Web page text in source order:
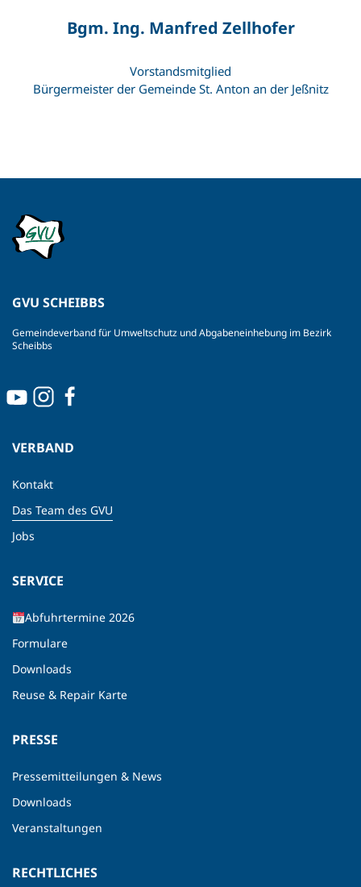
Bgm. Ing. Manfred Zellhofer
Vorstandsmitglied
Bürgermeister der Gemeinde St. Anton an der Jeßnitz
GVU SCHEIBBS
Gemeindeverband für Umweltschutz und Abgabeneinhebung im Bezirk
Scheibbs
VERBAND
Kontakt
Das Team des GVU
Jobs
SERVICE
Abfuhrtermine 2026
Formulare
Downloads
Reuse & Repair Karte
PRESSE
Pressemitteilungen & News
Downloads
Veranstaltungen
RECHTLICHES